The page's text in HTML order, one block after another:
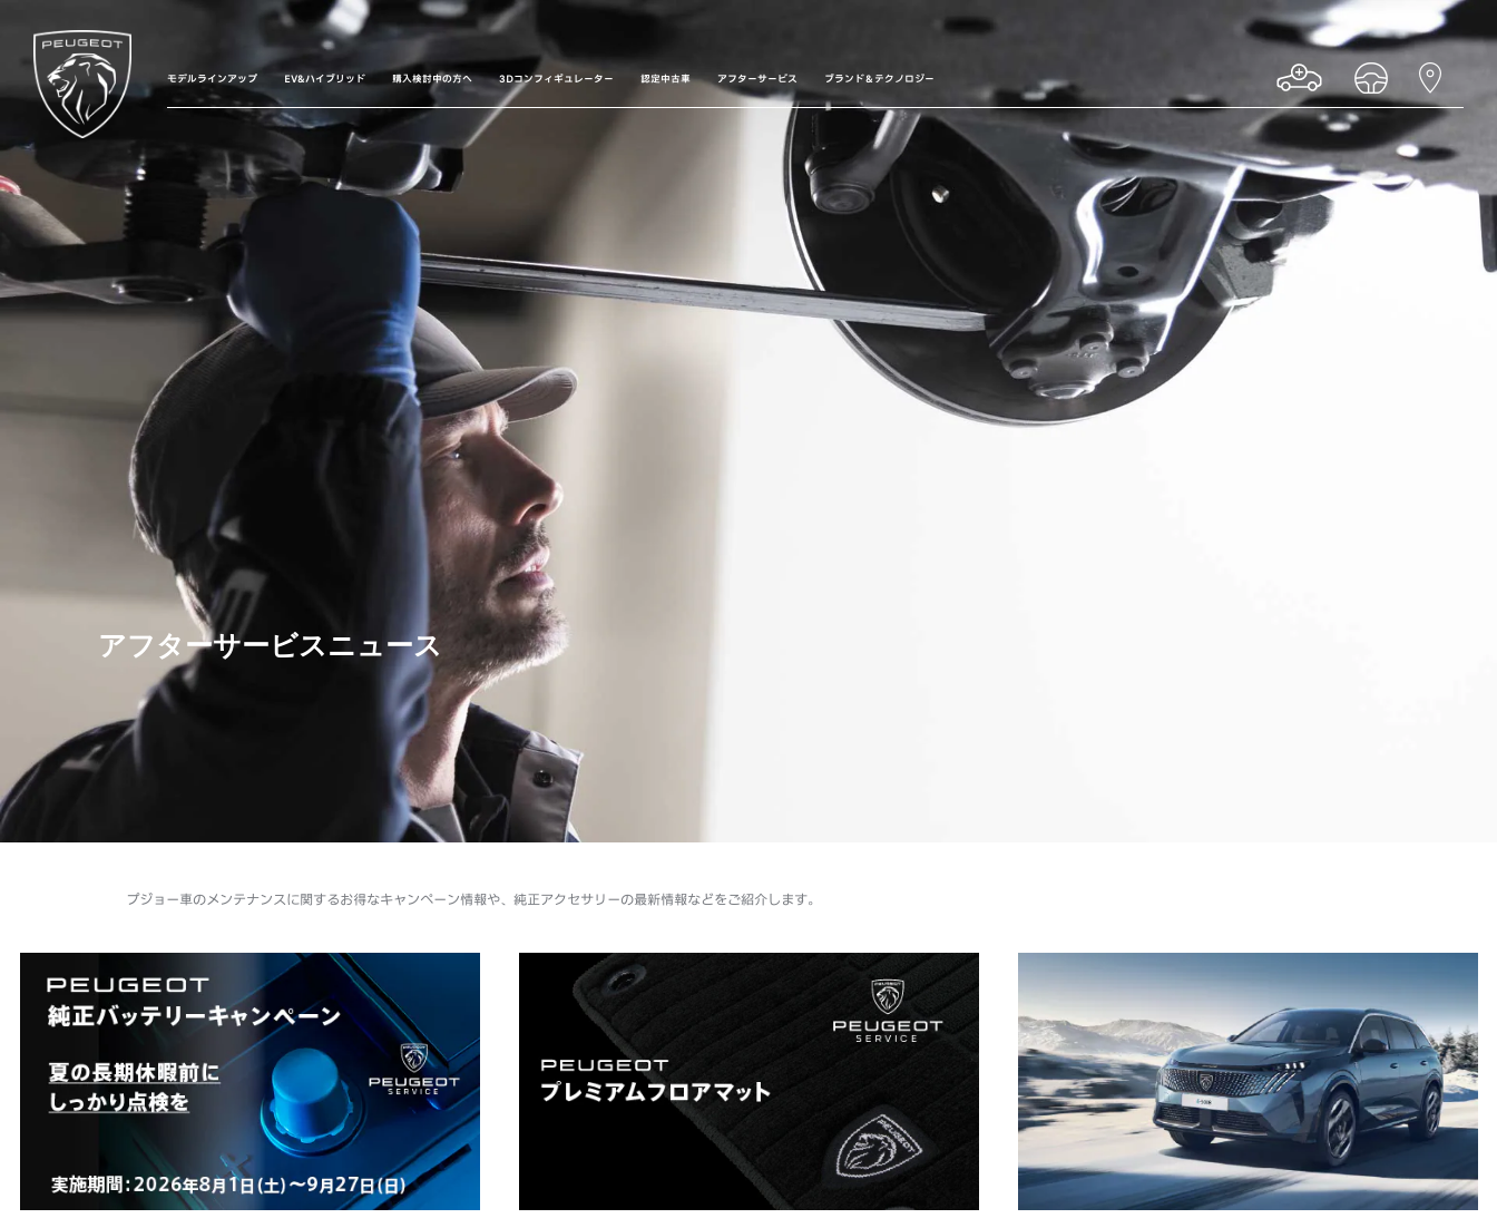
モデルラインアップ EV&ハイブリッド 購入検討中の方へ 3Dコンフィギュレーター 認定中古車 アフターサービス ブランド＆テクノロジー
アフターサービスニュース
プジョー車のメンテナンスに関するお得なキャンペーン情報や、純正アクセサリーの最新情報などをご紹介します。